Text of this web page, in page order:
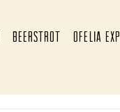
BEERSTROT OFELIA